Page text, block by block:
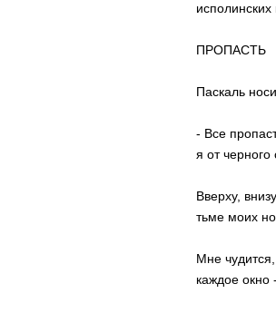
ПРОПАСТЬ
Паскаль
- Все
я от черного
Вверху,
тьме моих
Мне
каждое окно